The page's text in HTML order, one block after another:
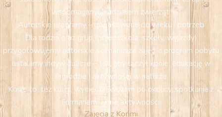
wspomaganych udziałem zwierząt
Autorskie programy – dopasowane do wieku i potrzeb
Dla rodzin oraz grup (przedszkola, szkoły, wyjazdy)
przygotowujemy autorskie scenariusze zajęć, a program pobytu
ustalamy indywidualnie – tak, aby łączył konie, edukację w
zagrodzie i aktywności w naturze.
Konie to też kuligi, wycieczki wozem po okolicy, spotkania z
Furmanem i inne aktywności.
Zajęcia z Końmi